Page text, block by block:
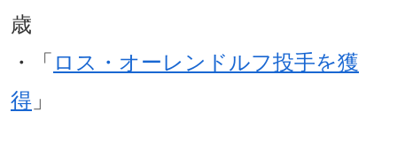
歳
・「 ロス・オーレンドルフ投手を獲
得 」